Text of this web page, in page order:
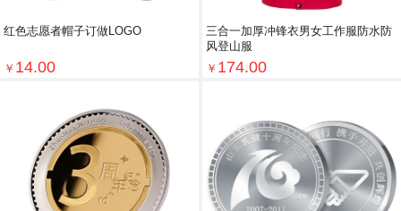
红色志愿者帽子订做LOGO
￥ 14.00
三合一加厚冲锋衣男女工作服防水防
风登山服
￥ 174.00